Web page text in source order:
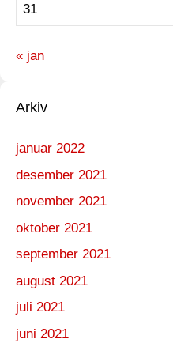
31
« jan
Arkiv
januar 2022
desember 2021
november 2021
oktober 2021
september 2021
august 2021
juli 2021
juni 2021